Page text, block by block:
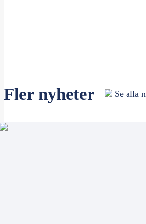
Fler nyheter Se alla